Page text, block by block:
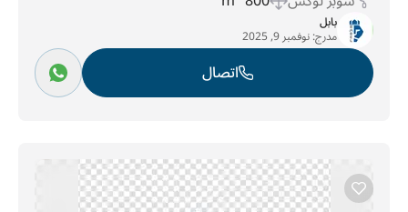
بابل
مدرج:نوفمبر 9, 2025
اتصال